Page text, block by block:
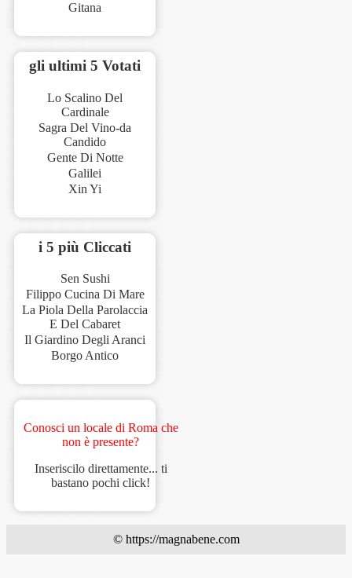
Gitana
gli ultimi 5 Votati
Lo Scalino Del
Cardinale
Sagra Del Vino-da
Candido
Gente Di Notte
Galilei
Xin Yi
i 5 più Cliccati
Sen Sushi
Filippo Cucina Di Mare
La Piola Della Parolaccia
E Del Cabaret
Il Giardino Degli Aranci
Borgo Antico
Conosci un locale di Roma che
non è presente?
Inseriscilo direttamente... ti
bastano pochi click!
© https://magnabene.com